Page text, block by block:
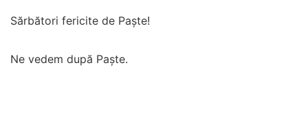
Sărbători fericite de Paște!
Ne vedem după Paște.